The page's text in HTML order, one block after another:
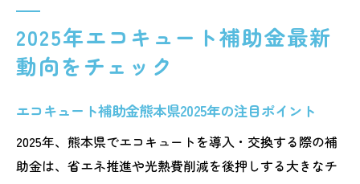
報
熊本県の省エネ補助金動向とエコキュート
熊本県で実践するエコキュート補助金申請術
エコキュート補助金申請に必要な書類と手
順
熊本県のエコキュート補助金申請ポイント
2025年エコキュート補助金最新
動向をチェック
エコキュート補助金熊本県2025年の注目ポイント
2025年、熊本県でエコキュートを導入・交換する際の補
助金は、省エネ推進や光熱費削減を後押しする大きなチ